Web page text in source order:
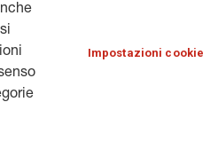
©
Impostazioni cookie